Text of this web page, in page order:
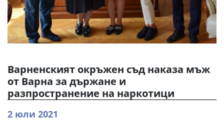
Варненският окръжен съд наказа мъж
от Варна за държане и
разпространение на наркотици
2 юли 2021